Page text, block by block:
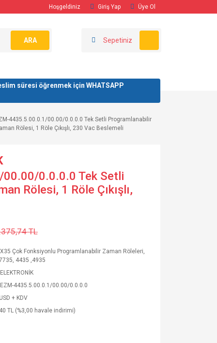
Hoşgeldiniz Giriş Yap Üye Ol
ARA Sepetiniz
süresi öğrenmek için WHATSAPP
4435.5.00.0.1/00.00/0.0.0.0 Tek Setli Programlanabilir
Rölesi, 1 Röle Çıkışlı, 230 Vac Beslemeli
0.0.0.0 Tek Setli
Rölesi, 1 Röle Çıkışlı,
TL
Çok Fonksiyonlu Programlanabilir Zaman Röleleri,
4435 ,4935
EZM-4435.5.00.0.1/00.00/0.0.0.0
+ KDV
TL (%3,00 havale indirimi)